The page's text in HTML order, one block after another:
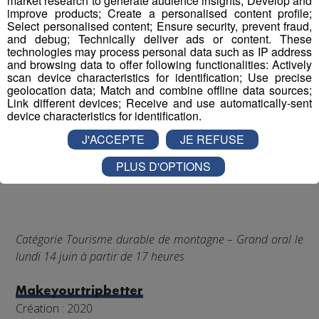
Catégorie Tourisme durable de montagne – Grand oral le
lundi 14 juin à partir de 17 heures
Makeyourtripbetter
Création : 2020
improve products; Create a personalised content profile;
Select personalised content; Ensure security, prevent fraud,
and debug; Technically deliver ads or content. These
technologies may process personal data such as IP address
and browsing data to offer following functionalities: Actively
scan device characteristics for identification; Use precise
geolocation data; Match and combine offline data sources;
Link different devices; Receive and use automatically-sent
device characteristics for identification.
J'ACCEPTE
JE REFUSE
PLUS D'OPTIONS